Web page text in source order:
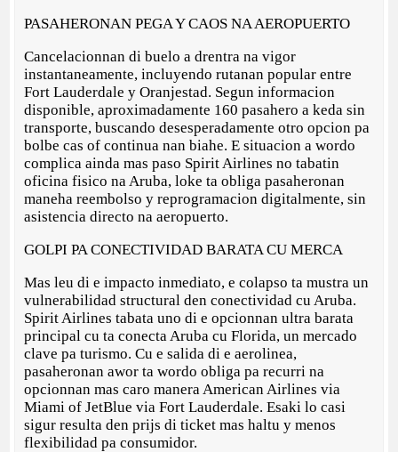
PASAHERONAN PEGA Y CAOS NA AEROPUERTO
Cancelacionnan di buelo a drentra na vigor
instantaneamente, incluyendo rutanan popular entre
Fort Lauderdale y Oranjestad. Segun informacion
disponible, aproximadamente 160 pasahero a keda sin
transporte, buscando desesperadamente otro opcion pa
bolbe cas of continua nan biahe. E situacion a wordo
complica ainda mas paso Spirit Airlines no tabatin
oficina fisico na Aruba, loke ta obliga pasaheronan
maneha reembolso y reprogramacion digitalmente, sin
asistencia directo na aeropuerto.
GOLPI PA CONECTIVIDAD BARATA CU MERCA
Mas leu di e impacto inmediato, e colapso ta mustra un
vulnerabilidad structural den conectividad cu Aruba.
Spirit Airlines tabata uno di e opcionnan ultra barata
principal cu ta conecta Aruba cu Florida, un mercado
clave pa turismo. Cu e salida di e aerolinea,
pasaheronan awor ta wordo obliga pa recurri na
opcionnan mas caro manera American Airlines via
Miami of JetBlue via Fort Lauderdale. Esaki lo casi
sigur resulta den prijs di ticket mas haltu y menos
flexibilidad pa consumidor.